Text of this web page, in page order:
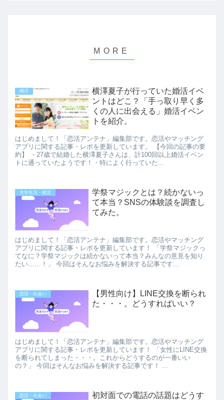
婚活
横澤夏子が行っていた婚活イベ
ントはどこ？「手っ取り早く多
くの人に出会える」婚活イベン
トを紹介。
はじめまして！「恋活アンテナ」編集部です。恋活やマッチング
アプリに関する記事・レポを更新しています。 【今回の記事の要
約】 ・27歳で結婚した横澤夏子さんは、計100回以上婚活イベン
トに通っていたようです！・特によく行っていた...
大学生活・就活
学祭マジックとは？続かないっ
て本当？SNSの体験談を調査し
てみた。
はじめまして！「恋活アンテナ」編集部です。恋活やマッチング
アプリに関する記事・レポを更新しています！ 「学祭マジックっ
てなに？学祭マジックは続かないって本当？みんなの意見を知り
たい……！」 今回はそんなお悩みを解決する記事です...
恋活・出会い
【男性向け】LINE交換を断られ
た・・・。どうすればいい？
はじめまして！「恋活アンテナ」編集部です。恋活やマッチング
アプリに関する記事・レポを更新しています！ 「女性にLINE交換
を断られてしまった・・・。これからどうするのが一番いい
の？」 今回はそんなお悩みを解決する記事です！ ...
恋活・出会い
初対面での電話の話題はどうす